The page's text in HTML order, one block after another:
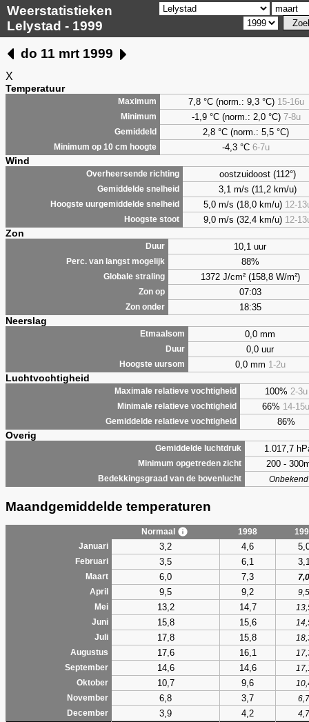
Weerstatistieken
Lelystad - 1999
do 11 mrt 1999
X
Temperatuur
Maximum 7,8°C (norm.: 9,3 °C) 15-16u
Minimum -1,9 °C (norm.: 2,0 °C) 7-8u
Gemiddeld 2,8 °C (norm.: 5,5 °C)
Minimum op 10 cm hoogte -4,3 °C 6-7u
Wind
Overheersende richting oostzuidoost (112°)
Gemiddelde snelheid 3,1 m/s (11,2 km/u)
Hoogste uurgemiddelde snelheid 5,0 m/s (18,0 km/u) 12-
Hoogste stoot 9,0 m/s (32,4 km/u) 12-
Zon
Duur 10,1 uur
Perc. van langst mogelijk 88%
Globale straling 1372 J/cm² (158,8 W/m²)
Zon op 07:03
Zon onder 18:35
Neerslag
Etmaalsom 0,0 mm
Duur 0,0 uur
Hoogste uursom 0,0 mm 1-2u
Luchtvochtigheid
Maximale relatieve vochtigheid 100% 2-3u
Minimale relatieve vochtigheid 66% 14-15u
Gemiddelde relatieve vochtigheid 86%
Overig
Gemiddelde luchtdruk 1.017,7
Minimum opgetreden zicht 200 -
Bedekkingsgraad van de bovenlucht Onbekend
Maandgemiddelde temperaturen
Normaal 1998
Januari
3,2 4,6
Februari 3,5 6,1
Maart 6,0 7,3
7,0
April
9,5 9,2
9,5
Mei
13,2 14,7
Juni
15,8 15,6
Juli
17,8 15,8
Augustus
17,6 16,1
September
14,6 14,6
Oktober
10,7 9,6
November
6,8 3,7
6,7
December
3,9 4,2 4,7